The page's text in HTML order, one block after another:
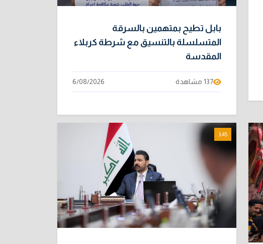
بابل تطيح بمتهمين بالسرقة
المتسلسلة بالتنسيق مع شرطة كربلاء
المقدسة
137 مشاهدة 6/08/2026
3:45